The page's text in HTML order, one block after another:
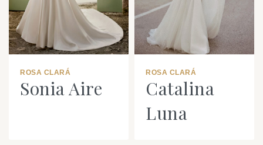
ROSA CLARÁ
Sonia Aire
ROSA CLARÁ
Catalina
Luna